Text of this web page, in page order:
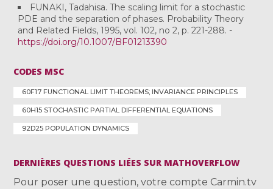
FUNAKI, Tadahisa. The scaling limit for a stochastic
PDE and the separation of phases. Probability Theory
and Related Fields, 1995, vol. 102, no 2, p. 221-288. -
https://doi.org/10.1007/BF01213390
CODES MSC
60F17 FUNCTIONAL LIMIT THEOREMS; INVARIANCE PRINCIPLES
60H15 STOCHASTIC PARTIAL DIFFERENTIAL EQUATIONS
92D25 POPULATION DYNAMICS
DERNIÈRES QUESTIONS LIÉES SUR MATHOVERFLOW
Pour poser une question, votre compte Carmin.tv